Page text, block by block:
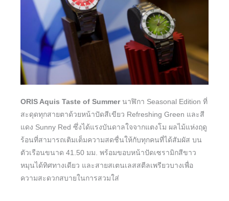
ORIS Aquis Taste of Summerนาฬิกา Seasonal Edition ที่
สะดุดทุกสายตาด้วยหน้าปัดสีเขียว Refreshing Green และสี
แดง Sunny Red ซึ่งได้แรงบันดาลใจจากแตงโม ผลไม้แห่งฤดู
ร้อนที่สามารถเติมเต็มความสดชื่นให้กับทุกคนที่ได้สัมผัส บน
ตัวเรือนขนาด 41.50 มม. พร้อมขอบหน้าปัดเซรามิกสีขาว
หมุนได้ทิศทางเดียว และสายสเตนเลสสตีลเพรียวบางเพื่อ
ความสะดวกสบายในการสวมใส่